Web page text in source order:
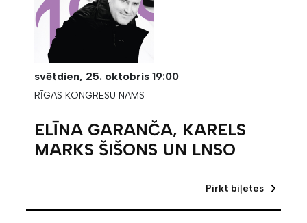
svētdien, 25. oktobris 19:00
RĪGAS KONGRESU NAMS
ELĪNA GARANČA, KARELS
MARKS ŠIŠONS UN LNSO
Pirkt biļetes